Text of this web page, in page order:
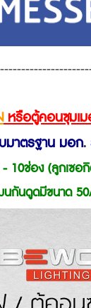
หรือตู้คอนซุมเ
บมาตรฐาน มอก.
10ช่อง (ลูกเซอ
นกันดูดมีขนาด